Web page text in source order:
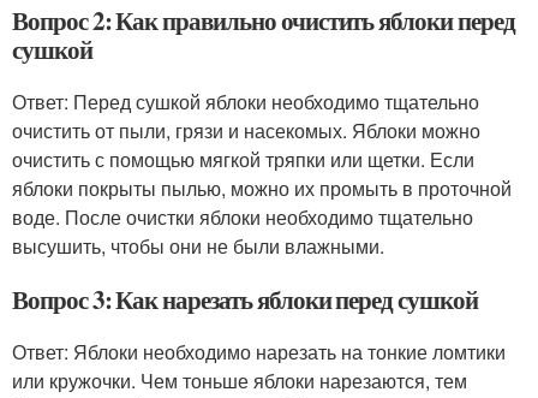
Вопрос 2: Как правильно очистить яблоки перед
сушкой
Ответ: Перед сушкой яблоки необходимо тщательно
очистить от пыли, грязи и насекомых. Яблоки можно
очистить с помощью мягкой тряпки или щетки. Если
яблоки покрыты пылью, можно их промыть в проточной
воде. После очистки яблоки необходимо тщательно
высушить, чтобы они не были влажными.
Вопрос 3: Как нарезать яблоки перед сушкой
Ответ: Яблоки необходимо нарезать на тонкие ломтики
или кружочки. Чем тоньше яблоки нарезаются, тем